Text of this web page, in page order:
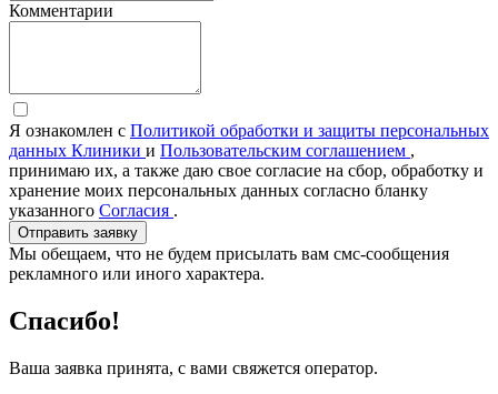
Комментарии
Я ознакомлен с Политикой обработки и защиты персональных
данных Клиники и Пользовательским соглашением ,
принимаю их, а также даю свое согласие на сбор, обработку и
хранение моих персональных данных согласно бланку
указанного Согласия .
Отправить заявку
Мы обещаем, что не будем присылать вам смс-сообщения
рекламного или иного характера.
Спасибо!
Ваша заявка принята, с вами свяжется оператор.